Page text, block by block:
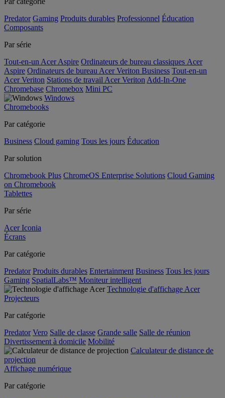
Predator Gaming Produits durables Professionnel Éducation
Composants
Par série
Tout-en-un Acer Aspire Ordinateurs de bureau classiques Acer
Aspire Ordinateurs de bureau Acer Veriton Business Tout-en-un
Acer Veriton Stations de travail Acer Veriton Add-In-One
Chromebase Chromebox Mini PC
Windows
Chromebooks
Par catégorie
Business Cloud gaming Tous les jours Éducation
Par solution
Chromebook Plus ChromeOS Enterprise Solutions Cloud Gaming
on Chromebook
Tablettes
Par série
Acer Iconia
Écrans
Par catégorie
Predator Produits durables Entertainment Business Tous les jours
Gaming SpatialLabs™ Moniteur intelligent
Technologie d'affichage Acer
Projecteurs
Par catégorie
Predator Vero Salle de classe Grande salle Salle de réunion
Divertissement à domicile Mobilité
Calculateur de distance de
projection
Affichage numérique
Par catégorie